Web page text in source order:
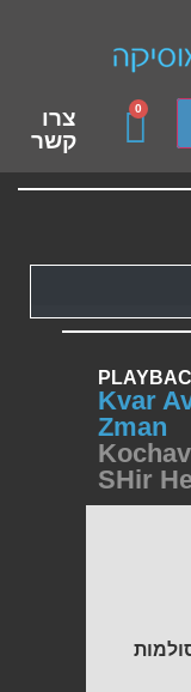
device users,
0
צרו
קשר
Kvar
Zman
SHir